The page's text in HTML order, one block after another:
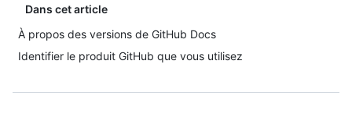
Dans cet article
À propos des versions de GitHub Docs
Identifier le produit GitHub que vous utilisez